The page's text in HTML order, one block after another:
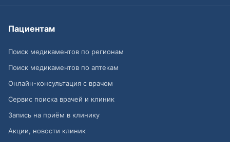
Пациентам
Поиск медикаментов по регионам
Поиск медикаментов по аптекам
Онлайн-консультация с врачом
Сервис поиска врачей и клиник
Запись на приём в клинику
Акции, новости клиник